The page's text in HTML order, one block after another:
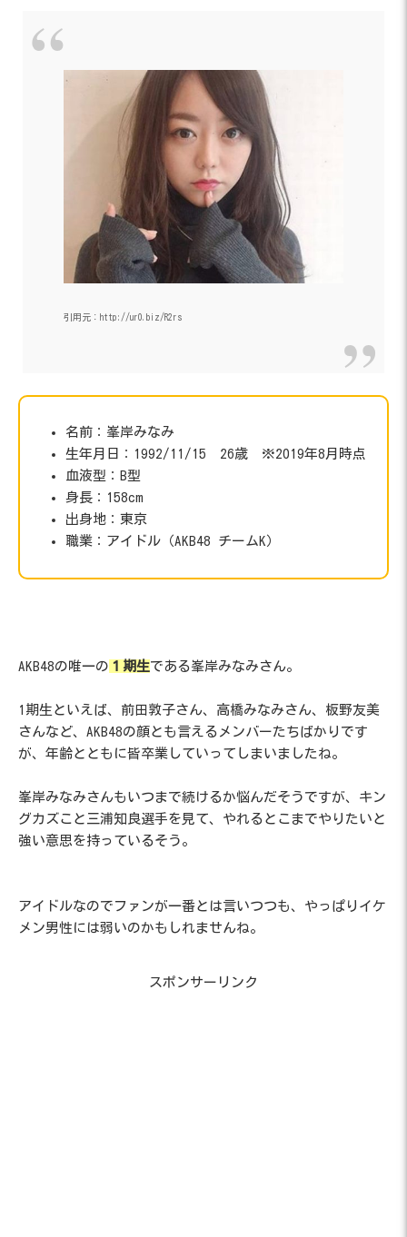
引用元：http://ur0.biz/R2rs
名前：峯岸みなみ
生年月日：1992/11/15 26歳 ※2019年8月時点
血液型：B型
身長：158cm
出身地：東京
職業：アイドル（AKB48 チームK）
AKB48の唯一の １期生である峯岸みなみさん。
1期生といえば、前田敦子さん、高橋みなみさん、板野友美
さんなど、AKB48の顔とも言えるメンバーたちばかりです
が、年齢とともに皆卒業していってしまいましたね。
峯岸みなみさんもいつまで続けるか悩んだそうですが、キン
グカズこと三浦知良選手を見て、やれるとこまでやりたいと
強い意思を持っているそう。
アイドルなのでファンが一番とは言いつつも、やっぱりイケ
メン男性には弱いのかもしれませんね。
スポンサーリンク